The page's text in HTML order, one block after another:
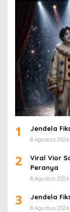
1 Jendela
8 Agustus 2026
2
Viral Vior
Peranya
8 Agustus 2026
3 Jendela
8 Agustus 2026